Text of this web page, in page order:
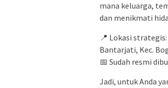
mana keluarga,
dan menikmati
📍 Lokasi strategis:
Bantarjati, Kec.
📅 Sudah resmi
Jadi, untuk Anda